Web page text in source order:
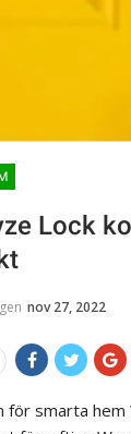
Lock
nov 27, 2022
smarta hem